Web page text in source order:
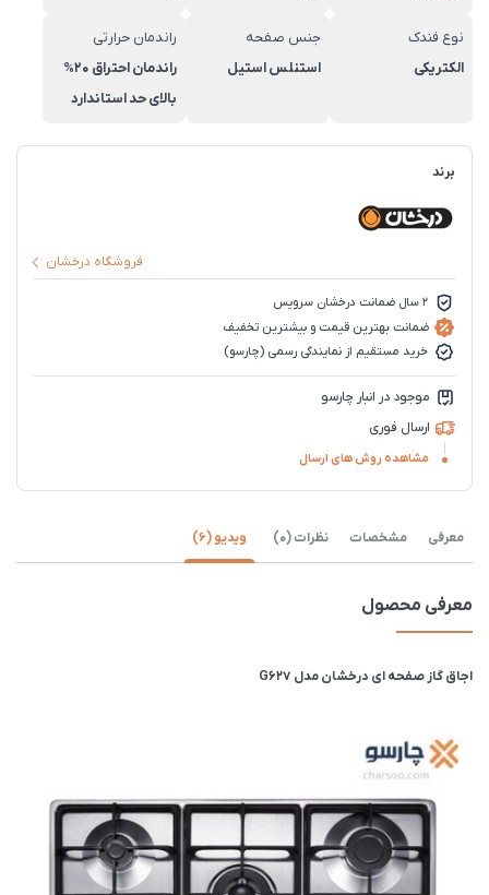
نوع فندک
الکتریکی
جنس صفحه
استنلس استیل
راندمان حرارتی
راندمان احتراق 20%
بالای حد استاندارد
برند
فروشگاه درخشان
2 سال ضمانت درخشان سرویس
ضمانت بهترین قیمت و بیشترین تخفیف
خرید مستقیم از نمایندگی رسمی (چارسو)
موجود در انبار چارسو
ارسال فوری
مشاهده روش های ارسال
معرفی مشخصات نظرات (0) ویدیو (6)
معرفی محصول
اجاق گاز صفحه ای درخشان مدل G627